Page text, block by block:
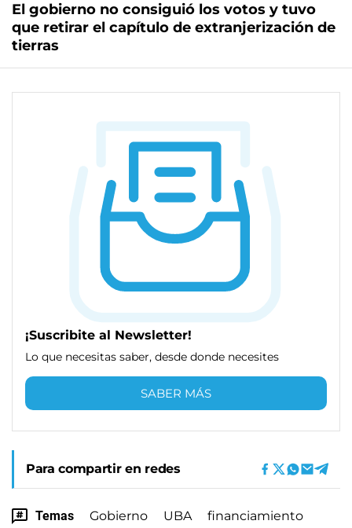
El gobierno no consiguió los votos y tuvo
que retirar el capítulo de extranjerización de
tierras
¡Suscribite al Newsletter!
Lo que necesitas saber, desde donde necesites
SABER MÁS
Para compartir en redes
Temas Gobierno UBA financiamiento